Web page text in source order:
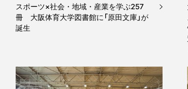
スポーツ×社会・地域・産業を学ぶ257
冊 大阪体育大学図書館に「原田文庫」が
誕生